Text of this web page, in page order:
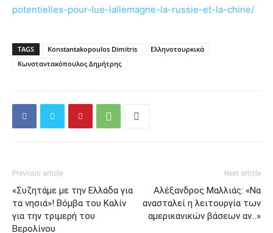
potentielles-pour-lue-lallemagne-la-russie-et-la-chine/
TAGS Konstantakopoulos Dimitris
Ελληνοτουρκικά
Κωνσταντακόπουλος Δημήτρης
Previous article
«Συζητάμε με την Ελλάδα για
τα νησιά»! Βόμβα του Καλίν
για την τριμερή του
Βερολίνου
Next article
Αλέξανδρος Μαλλιάς: «Να
ανασταλεί η λειτουργία των
αμερικανικών βάσεων αν…»